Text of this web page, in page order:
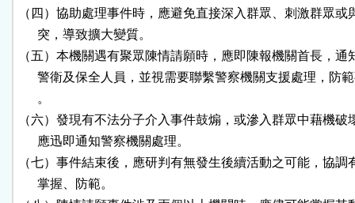
（四）協助處理事件時，應避免直接深入群眾、刺激群眾或
      突，導致擴大變質。
（五）本機關遇有聚眾陳情請願時，應即陳報機關首長，通
警衛及保全人員，並視需要聯繫警察機關支援處理，防
      。
（六）發現有不法分子介入事件鼓煽，或滲入群眾中藉機破
      應迅即通知警察機關處理。
（七）事件結束後，應研判有無發生後續活動之可能，協調
      掌握、防範。